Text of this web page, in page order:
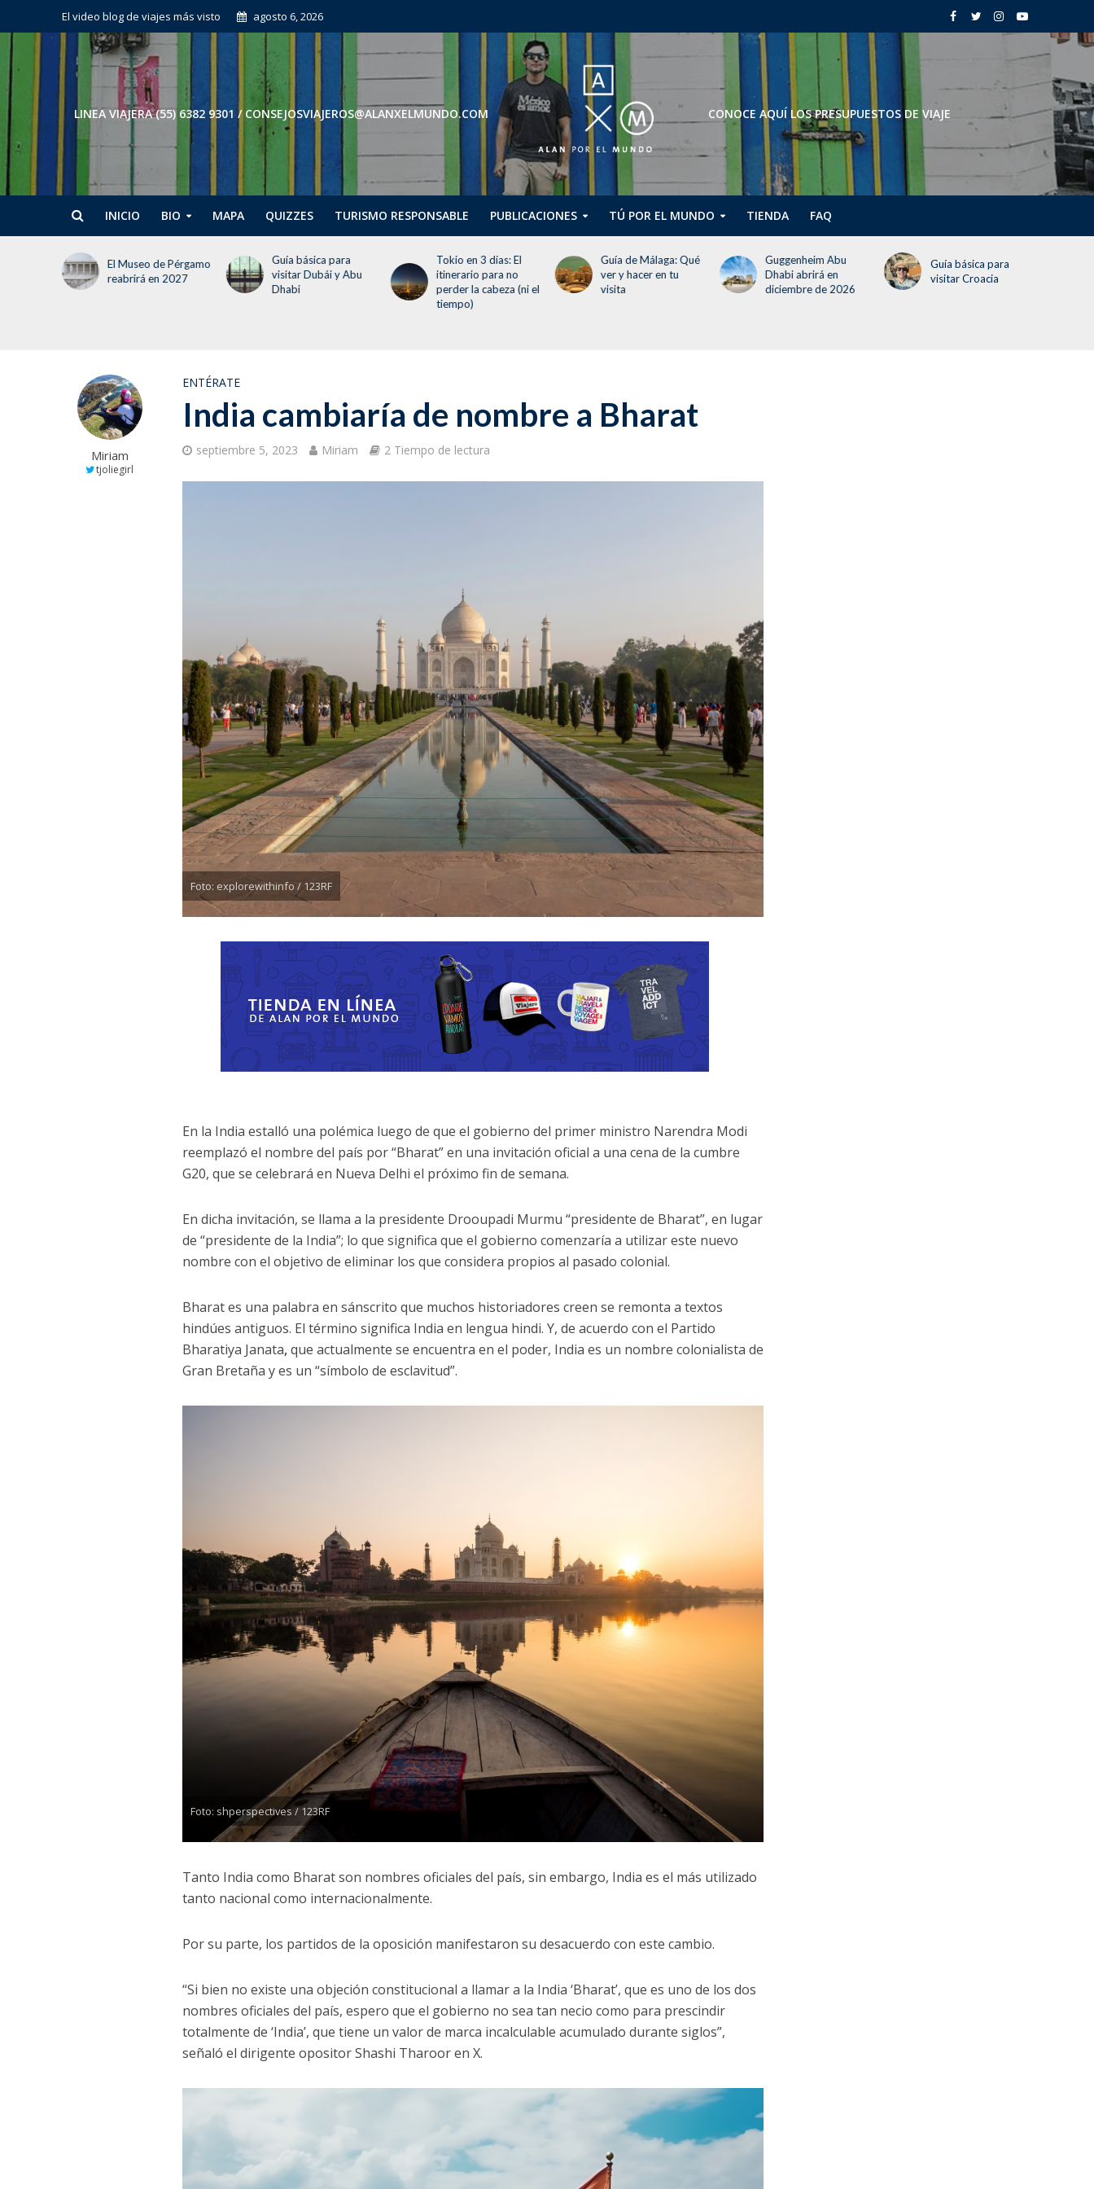
El video blog de viajes más visto agosto 6, 2026
LINEA VIAJERA (55) 6382 9301 / CONSEJOSVIAJEROS@ALANXELMUNDO.COM CONOCE AQUÍ LOS PRESUPUESTOS DE VIAJE
INICIO BIO MAPA QUIZZES TURISMO RESPONSABLE PUBLICACIONES TÚ POR EL MUNDO TIENDA FAQ
Guía básica para
visitar Dubái y Abu
Tokio en 3 días: El
itinerario para no
perder la cabeza (ni el
Guía de Málaga: Qué
ver y hacer en tu
visita
Guggenheim Abu
Dhabi abrirá en
diciembre de 2026
Guía básica para
visitar Croacia
Todo lo que deben
saber del Festival del
Miriam
tjoliegirl
ENTÉRATE
India cambiaría de nombre a Bharat
septiembre 5, 2023 Miriam 2 Tiempo de lectura
Foto: explorewithinfo / 123RF
En la India estalló una polémica luego de que el gobierno del primer ministro Narendra Modi
reemplazó el nombre del país por “Bharat” en una invitación oficial a una cena de la cumbre
G20, que se celebrará en Nueva Delhi el próximo fin de semana.
En dicha invitación, se llama a la presidente Drooupadi Murmu “presidente de Bharat”, en lugar
de “presidente de la India”; lo que significa que el gobierno comenzaría a utilizar este nuevo
nombre con el objetivo de eliminar los que considera propios al pasado colonial.
Bharat es una palabra en sánscrito que muchos historiadores creen se remonta a textos
hindúes antiguos. El término significa India en lengua hindi. Y, de acuerdo con el Partido
Bharatiya Janata,que actualmente se encuentra en el poder, India es un nombre colonialista de
Gran Bretaña y es un “símbolo de esclavitud”.
Foto: shperspectives / 123RF
Tanto India como Bharat son nombres oficiales del país, sin embargo, India es el más utilizado
tanto nacional como internacionalmente.
Por su parte, los partidos de la oposición manifestaron su desacuerdo con este cambio.
“Si bien no existe una objeción constitucional a llamar a la India ‘Bharat’, que es uno de los dos
nombres oficiales del país, espero que el gobierno no sea tan necio como para prescindir
totalmente de ‘India’, que tiene un valor de marca incalculable acumulado durante siglos”,
señaló el dirigente opositor Shashi Tharoor en X.